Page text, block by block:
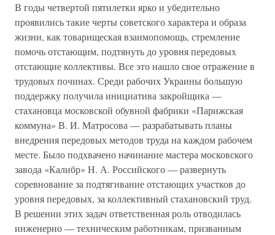
В годы четвертой пятилетки ярко и убедительно
проявились такие черты советского характера и образа
жизни, как товарищеская взаимопомощь, стремление
помочь отстающим, подтянуть до уровня передовых
отстающие коллективы. Все это нашло свое отражение в
трудовых починах. Среди рабочих Украины большую
поддержку получила инициатива закройщика —
стахановца московской обувной фабрики «Парижская
коммуна» В. И. Матросова — разрабатывать планы
внедрения передовых методов труда на каждом рабочем
месте. Было подхвачено начинание мастера московского
завода «Калибр» Н. А. Российского — развернуть
соревнование за подтягивание отстающих участков до
уровня передовых, за коллективный стахановский труд.
В решении этих задач ответственная роль отводилась
инженерно — техническим работникам, призванным